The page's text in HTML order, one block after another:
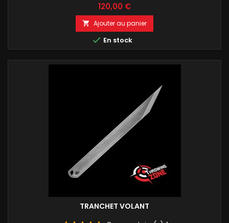
Prix
120,00 €
 Ajouter au panier
 En stock
TRANCHET VOLANT